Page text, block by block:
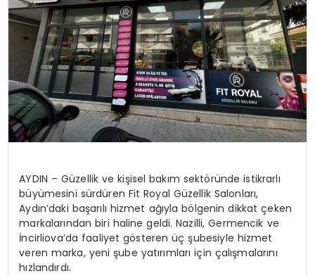
AYDIN – Güzellik ve kişisel bakım sektöründe istikrarlı
büyümesini sürdüren Fit Royal Güzellik Salonları,
Aydın’daki başarılı hizmet ağıyla bölgenin dikkat çeken
markalarından biri haline geldi. Nazilli, Germencik ve
İncirliova’da faaliyet gösteren üç şubesiyle hizmet
veren marka, yeni şube yatırımları için çalışmalarını
hızlandırdı.